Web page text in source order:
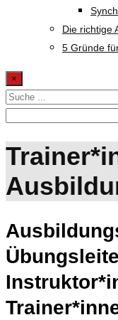
Die richtige
5 Gründe
×